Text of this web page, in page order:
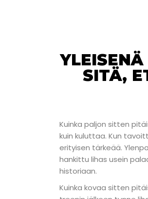
SITÄ,
Kuinka paljon sitten
kuin kuluttaa. Kun
erityisen tärkeää.
hankittu lihas usein
historiaan.
Kuinka kovaa sitten